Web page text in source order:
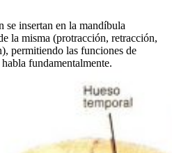
se insertan en la mandíbula
la misma (protracción, retracción,
permitiendo las funciones de
fundamentalmente.